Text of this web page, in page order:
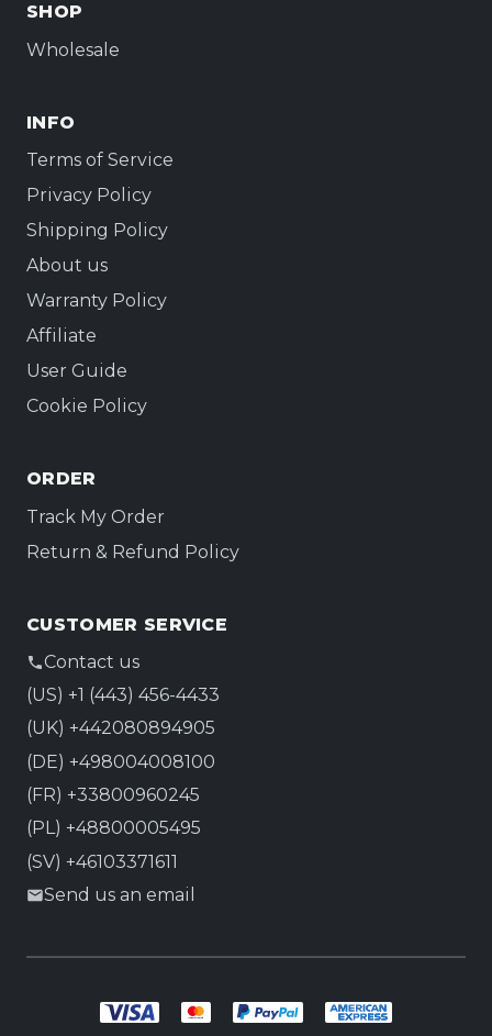
SHOP
Wholesale
INFO
Terms of Service
Privacy Policy
Shipping Policy
About us
Warranty Policy
Affiliate
User Guide
Cookie Policy
ORDER
Track My Order
Return & Refund Policy
CUSTOMER SERVICE
Contact us
(US) +1 (443) 456-4433
(UK) +442080894905
(DE) +498004008100
(FR) +33800960245
(PL) +48800005495
(SV) +46103371611
Send us an email